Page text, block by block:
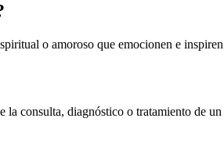
o amoroso que emocionen e
consulta, diagnóstico o tratamiento de